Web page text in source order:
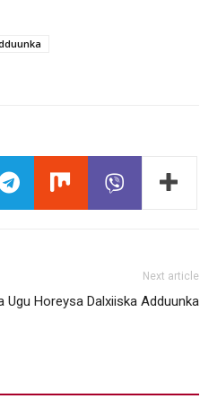
Next article
Ugu Horeysa Dalxiiska Adduunka